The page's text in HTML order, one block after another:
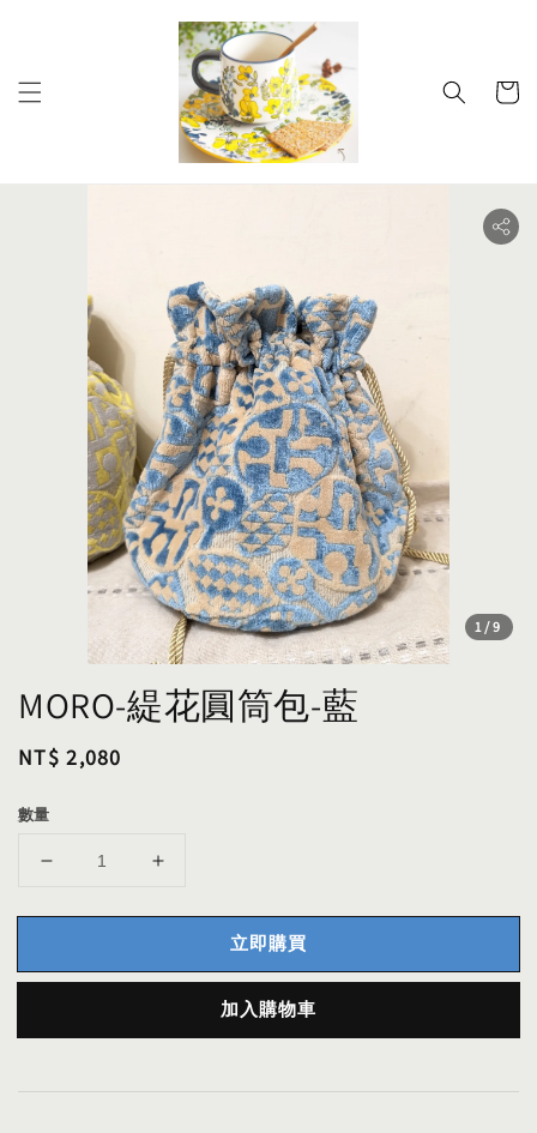
1/9
MORO-緹花圓筒包-藍
Regular
NT$ 2,080
數量
立即購買
加入購物車